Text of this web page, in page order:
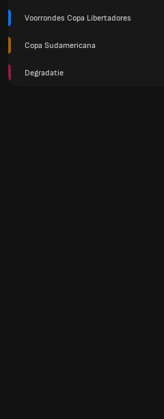
Voorrondes Copa Libertadores
Copa Sudamericana
Degradatie